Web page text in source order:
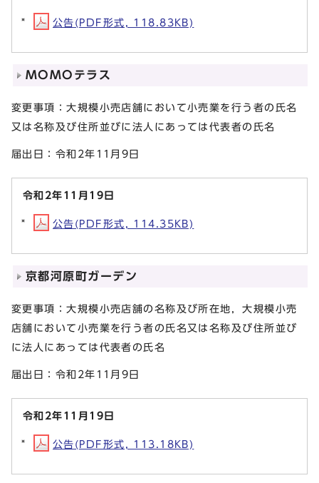
公告(PDF形式, 118.83KB)
MOMOテラス
変更事項：大規模小売店舗において小売業を行う者の氏名
又は名称及び住所並びに法人にあっては代表者の氏名
届出日：令和2年11月9日
令和2年11月19日
公告(PDF形式, 114.35KB)
京都河原町ガーデン
変更事項：大規模小売店舗の名称及び所在地，大規模小売
店舗において小売業を行う者の氏名又は名称及び住所並び
に法人にあっては代表者の氏名
届出日：令和2年11月9日
令和2年11月19日
公告(PDF形式, 113.18KB)